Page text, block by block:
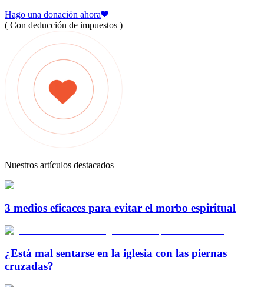
Hago una donación ahora
( Con deducción de impuestos )
Nuestros artículos destacados
3 medios eficaces para evitar el morbo espiritual
¿Está mal sentarse en la iglesia con las piernas
cruzadas?